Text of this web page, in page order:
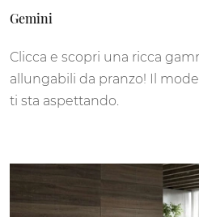
Gemini
Clicca e scopri una ricca
allungabili da pranzo! Il
ti sta aspettando.